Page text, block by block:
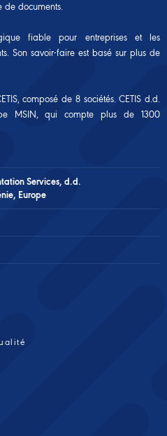
de documents.
fiable pour entreprises et les
Son savoir-faire est basé sur plus de
composé de 8 sociétés. CETIS d.d.
MSIN, qui compte plus de 1300
Services, d.d.
Europe